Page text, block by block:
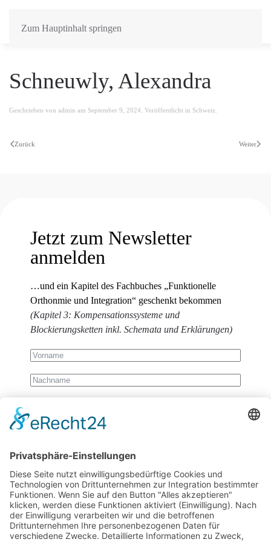
Zum Hauptinhalt springen
Schneuwly, Alexandra
Geschrieben von admin am September 9, 2024. Veröffentlicht in Schweiz.
Zurück Weiter
Jetzt zum Newsletter
anmelden
…und ein Kapitel des Fachbuches „Funktionelle
Orthonmie und Integration“ geschenkt bekommen
(Kapitel 3: Kompensationssysteme und
Blockierungsketten inkl. Schemata und Erklärungen)
Wir benötigen Ihre Zustimmung, um den
reCAPTCHA, um Ihre eingegebenen Informationen zu
überprüfen. Dieser Service kann Daten zu Ihren
Aktivitäten sammeln. Bittelesen Sie die Details durch
undstimmen Sie der Nutzung des Service zu, um
fortzufahren.